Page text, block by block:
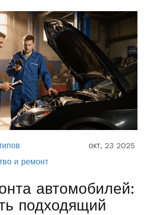
окт, 23 2025
и ремонт
автомобилей:
подходящий